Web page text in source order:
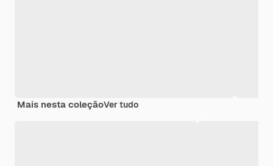
Mais nesta coleçãoVer tudo